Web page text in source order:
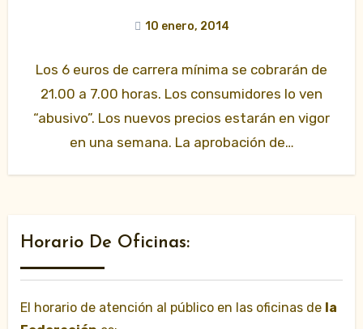
10 enero, 2014
Los 6 euros de carrera mínima se cobrarán de
21.00 a 7.00 horas. Los consumidores lo ven
“abusivo”. Los nuevos precios estarán en vigor
en una semana. La aprobación de…
Horario De Oficinas:
El horario de atención al público en las oficinas de la